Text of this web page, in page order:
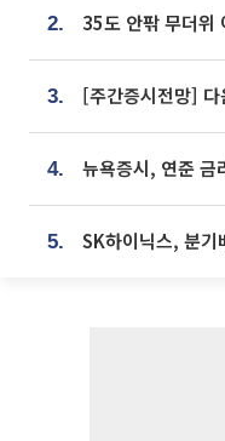
2.
3.
4.
5.